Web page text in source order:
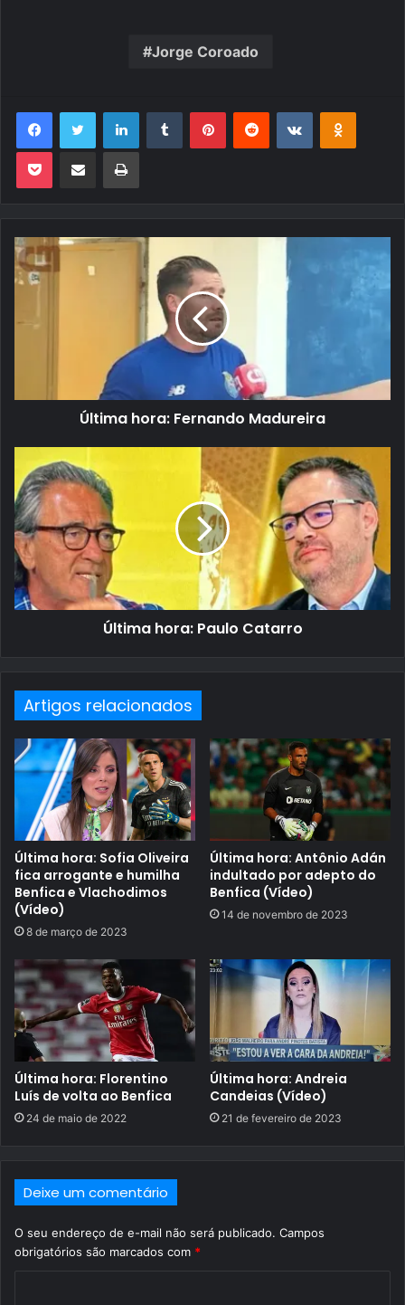
Jorge Coroado
FacebookTwitter LinkedinTumblr PinterestReddit VK OK
Pocket Compartilhar via e-mail Imprimir
Última hora: Fernando Madureira
Última hora: Paulo Catarro
Artigos relacionados
Última hora: Sofia Oliveira
fica arrogante e humilha
Benfica e Vlachodimos
(Vídeo)
8 de março de 2023
Última hora: Antônio Adán
indultado por adepto do
Benfica (Vídeo)
14 de novembro de 2023
Última hora: Florentino
Luís de volta ao Benfica
24 de maio de 2022
Última hora: Andreia
Candeias (Vídeo)
21 de fevereiro de 2023
Deixe um comentário
O seu endereço de e-mail não será publicado. Campos
obrigatórios são marcados com *